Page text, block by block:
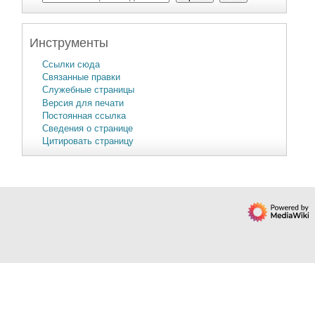
Инструменты
Ссылки сюда
Связанные правки
Служебные страницы
Версия для печати
Постоянная ссылка
Сведения о странице
Цитировать страницу